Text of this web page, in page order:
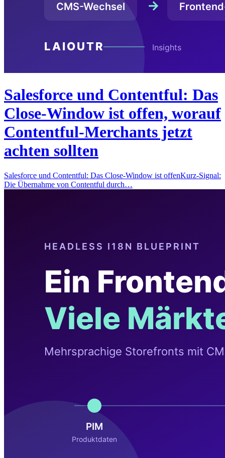
Salesforce und Contentful: Das
Close-Window ist offen, worauf
Contentful-Merchants jetzt
achten sollten
Salesforce und Contentful: Das Close-Window ist offenKurz-Signal:
Die Übernahme von Contentful durch…